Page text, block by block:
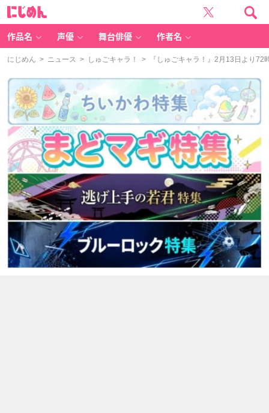
作品名 声優 舞台俳優 作者名
にじめん > ニュース > しゅごキャラ！ > 『しゅごキャラ！』2月13日より72